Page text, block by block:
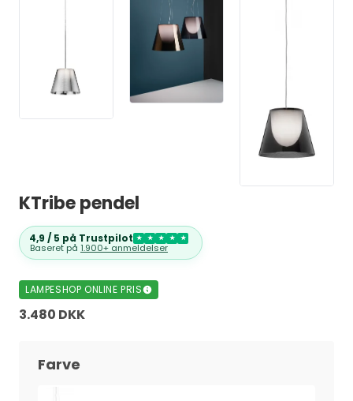
KTribe pendel
4,9 / 5 på Trustpilot ★ ★ ★ ★ ★
Baseret på 1.900+ anmeldelser
LAMPESHOP ONLINE PRIS
3.480 DKK
Farve